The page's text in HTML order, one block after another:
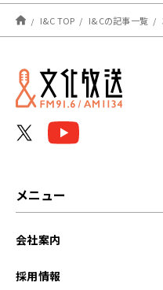
I&C TOP I&Cの記事一覧
メニュー
会社案内
採用情報